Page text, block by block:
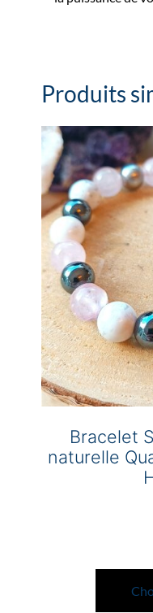
Produits
Bracelet
naturelle